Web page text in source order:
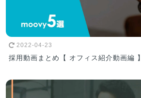
2022-04-23
採用動画まとめ【 オフィス紹介動画編 】